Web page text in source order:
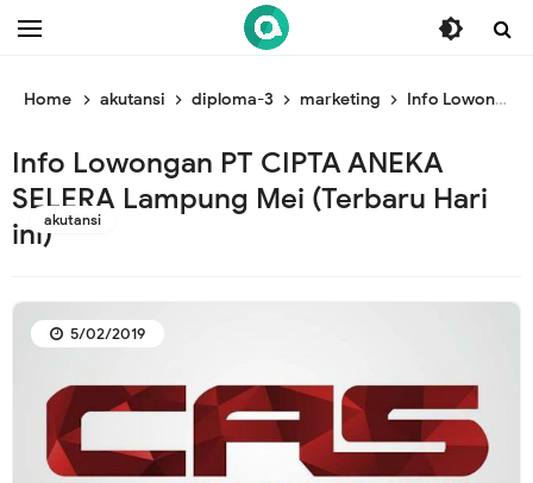
/* ganti br end */
Home akutansi diploma-3 marketing Info Lowongan PT CIPTA ANEKA SELERA Lampung Mei (Terbaru Hari ini)
Info Lowongan PT CIPTA ANEKA
SELERA Lampung Mei (Terbaru Hari
ini)akutansi
5/02/2019